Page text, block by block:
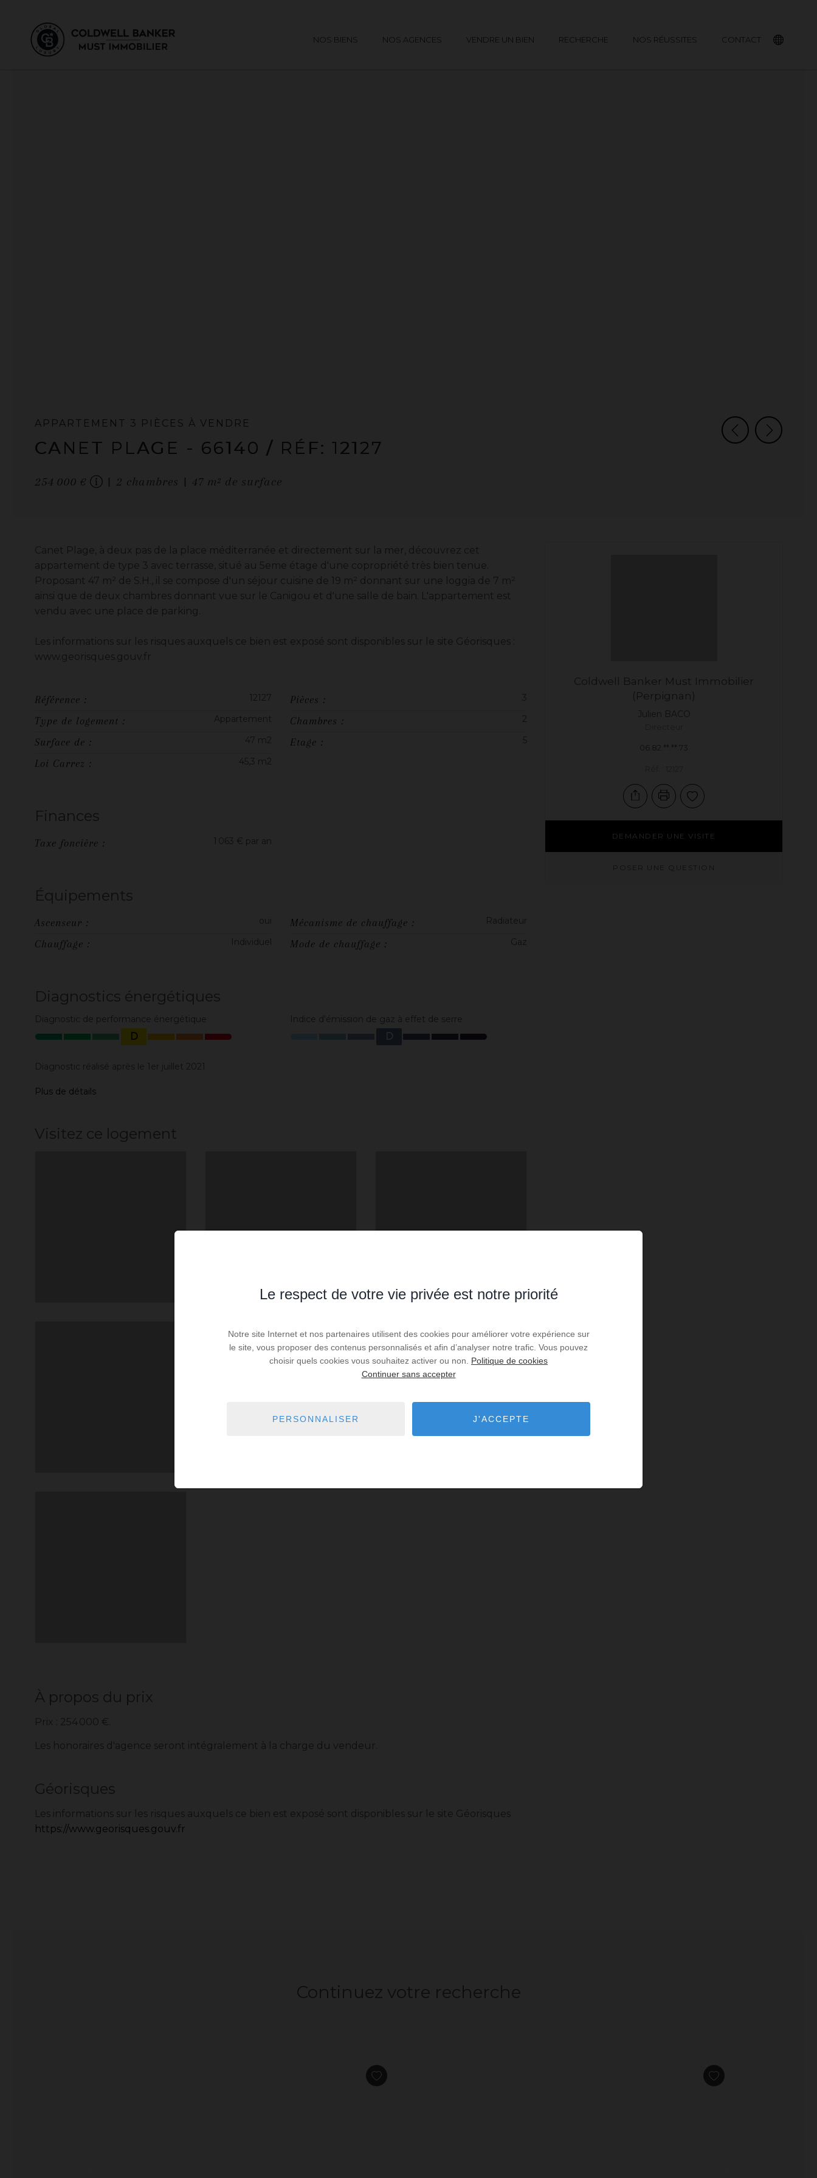
NOS BIENS NOS AGENCES VENDRE UN BIEN RECHERCHE NOS RÉUSSITES CONTACT
APPARTEMENT 3 PIÈCES À VENDRE
CANET PLAGE - 66140 / RÉF: 12127
254 000 € 2 chambres 47 m² de surface
Canet Plage, à deux pas de la place méditerranée et directement sur la mer, découvrez cet
appartement de type 3 avec terrasse, situé au 5eme étage d'une copropriété très bien tenue.
Proposant 47 m² de S.H., il se compose d'un séjour cuisine de 19 m² donnant sur une loggia de 7 m²
ainsi que de deux chambres donnant vue sur le Canigou et d'une salle de bain. L'appartement est
vendu avec une place de parking.
Les informations sur les risques auxquels ce bien est exposé sont disponibles sur le site Géorisques :
www.georisques.gouv.fr
Référence : 12127
Type de logement : Appartement
Surface de : 47 m2
Loi Carrez : 45,3 m2
Pièces : 3
Chambres : 2
Etage : 5
Finances
Taxe foncière : 1 063 € par an
Équipements
Ascenseur : oui
Chauffage : Individuel
Mécanisme de chauffage : Radiateur
Mode de chauffage : Gaz
Diagnostics énergétiques
Diagnostic de performance énergétique
D
Diagnostic réalisé après le 1er juillet 2021
Indice d'émission de gaz à effet de serre
D
Plus de détails
Visitez ce logement
À propos du prix
Prix : 254 000 €.
Les honoraires d'agence seront intégralement à la charge du vendeur.
Géorisques
Les informations sur les risques auxquels ce bien est exposé sont disponibles sur le site Géorisques
https://www.georisques.gouv.fr
Coldwell Banker Must Immobilier
(Perpignan)
Julien BACO
06.82.**.**.73
DEMANDER UNE VISITE
POSER UNE QUESTION
Continuez votre recherche
Le respect de votre vie privée est notre priorité
Notre site Internet et nos partenaires utilisent des cookies pour améliorer votre expérience sur
le site, vous proposer des contenus personnalisés et afin d’analyser notre trafic. Vous pouvez
choisir quels cookies vous souhaitez activer ou non. Politique de cookies
Continuer sans accepter
PERSONNALISER J'ACCEPTE